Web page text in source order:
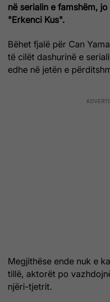
në serialin e famshëm,
"Erkenci Kus".
Bëhet fjalë për Can
të cilët dashurinë e
edhe në jetën e
Megjithëse ende nuk e
tillë, aktorët po
njëri-tjetrit.